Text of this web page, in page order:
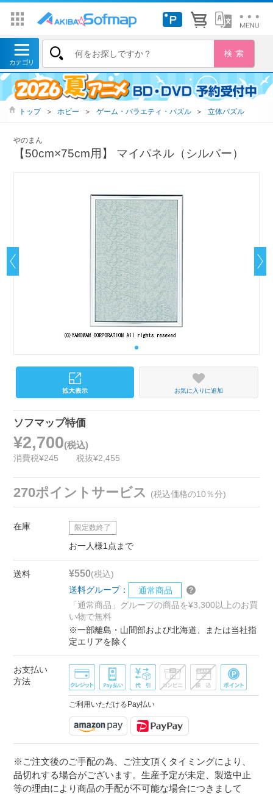
トップ ＞ ホビー ＞ ゲーム・バラエティ・パズル ＞ 立体パズル
やのまん
【50cm×75cm用】 マイパネル（シルバー）
お気に入りに追加
ソフマップ特価
¥2,700(税込)
消費税¥245 税抜¥2,455
270ポイントサービス (税込価格の10％分)
在庫 限定数終了
お一人様1点まで
送料 ¥550(税込)
送料グループ：
通常商品
「通常商品」グループの商品を¥3,300以上のお買
い物で無料
※一部離島・山間部および北海道、または当社指
定エリアを除く
お支払い
方法
ご利用いただけるPay払い
※ご注文後のご手配の為、ご注文頂くタイミングにより、
品切れする場合がございます。生産予定が未定、製造中止
等の理由により商品の手配が不可能な場合につきまして